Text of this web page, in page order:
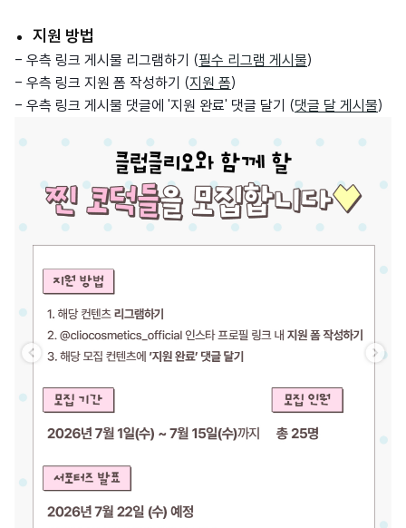
지원 방법
- 우측 링크 게시물 리그램하기 (필수 리그램 게시물)
- 우측 링크 지원 폼 작성하기 (지원 폼)
- 우측 링크 게시물 댓글에 '지원 완료' 댓글 달기 (댓글 달 게시물)